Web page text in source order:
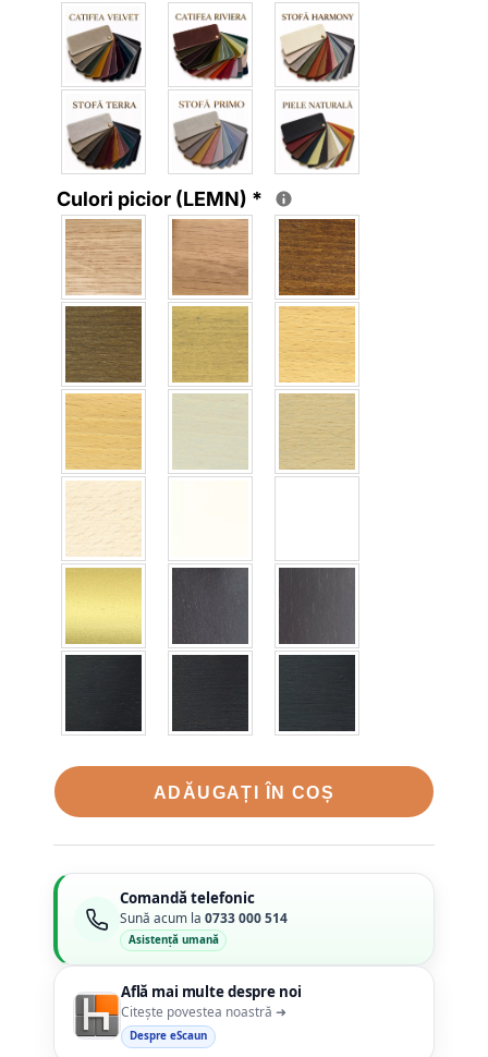
Culori picior (LEMN) *
ADĂUGAȚI ÎN COȘ
Comandă telefonic
Sună acum la0733 000 514
Asistență umană
Află mai multe despre noi
Citește povestea noastră ➜
Despre eScaun